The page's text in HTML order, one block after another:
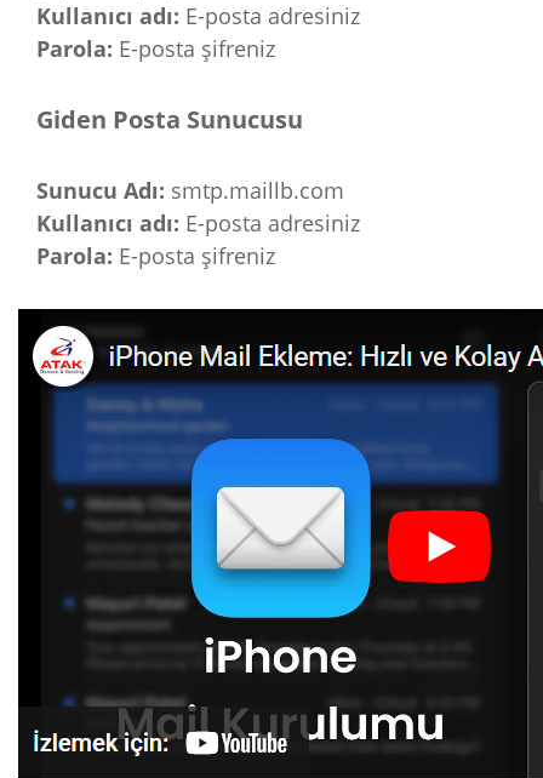
Kullanıcı adı: E-posta adresiniz
Parola: E-posta şifreniz
Giden Posta Sunucusu
Sunucu Adı: smtp.maillb.com
Kullanıcı adı: E-posta adresiniz
Parola: E-posta şifreniz